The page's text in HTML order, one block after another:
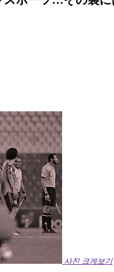
사진 크게보기